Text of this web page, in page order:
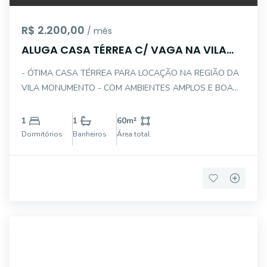
R$ 2.200,00 / mês
ALUGA CASA TÉRREA C/ VAGA NA VILA
- ÓTIMA CASA TÉRREA PARA LOCAÇÃO NA REGIÃO DA
VILA MONUMENTO - COM AMBIENTES AMPLOS E BOA
DORMITÓRIO . SALA DE ESTAR . COZINHA . ÁREA DE
SERVIÇO . CORREDOR LATERAL . 01 VAGA DE GARAGEM
1
Dormitórios
1
Banheiros
60m²
Área total